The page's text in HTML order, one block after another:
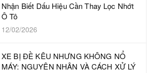
Nhận Biết Dấu Hiệu Cần Thay Lọc Nhớt
Ô Tô
12/02/2026
XE BỊ ĐỀ KÊU NHƯNG KHÔNG NỔ
MÁY: NGUYÊN NHÂN VÀ CÁCH XỬ LÝ